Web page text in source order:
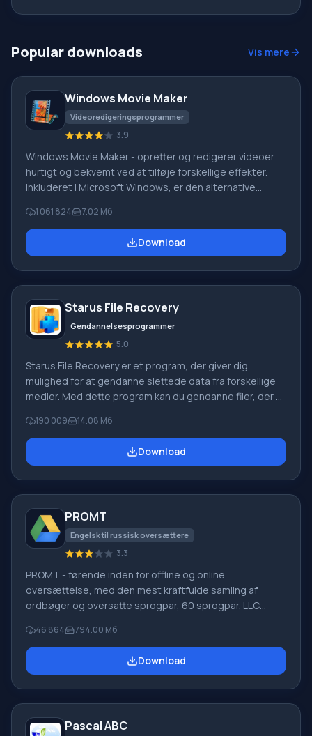
kopiere adressen
Popular downloads Vis mere
Windows Movie Maker
Videoredigeringsprogrammer
3.9
Windows Movie Maker - opretter og redigerer videoer
hurtigt og bekvemt ved at tilføje forskellige effekter.
Inkluderet i Microsoft Windows, er den alternative
Live-softwarepakke fra Microsoft. Funktioner i Windows
Movie Maker: Optag video fra forskellige kilder
(videokameraer, mobiltelefoner, digitale videokameraer,
1 061 824 7.02 Мб
Download
Starus File Recovery
Gendannelsesprogrammer
5.0
Starus File Recovery er et program, der giver dig
mulighed for at gendanne slettede data fra forskellige
medier. Med dette program kan du gendanne filer, der er
slettet uden om papirkurven, skjult af ondsindet
software, mistet på grund af softwarefejl, fuldstændig
tømning af papirkurven, formatering eller sletning af
190 009 14.08 Мб
Download
PROMT
Engelsk til russisk oversættere
3.3
PROMT - førende inden for offline og online
oversættelse, med den mest kraftfulde samling af
ordbøger og oversatte sprogpar, 60 sprogpar. LLC
oversættelsessystemer til private brugere og
virksomheder. PROMT-software giver oversættelse af
enhver tekst ved hjælp af indbyggede ordbøger,
udenlandsk firma
46 864 794.00 Мб
Download
Pascal ABC